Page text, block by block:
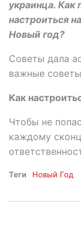
украинца. Как
настроиться
Новый год?
Советы дала
важные
Как
Чтобы не
каждому
Теги Новый Год